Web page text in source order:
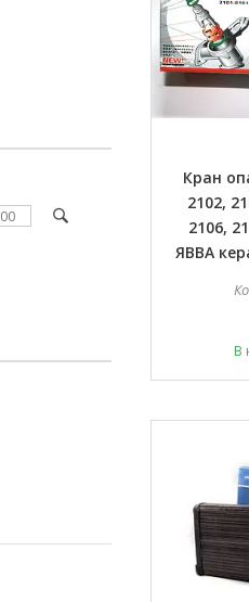
Кран
2102,
2106,
ЯВВА
В